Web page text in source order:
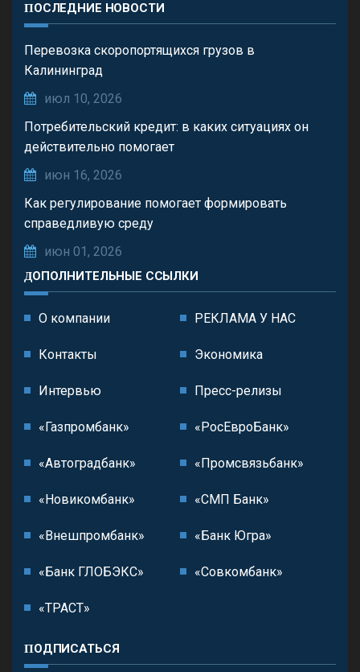
ПОСЛЕДНИЕ НОВОСТИ
Перевозка скоропортящихся грузов в
Калининград
июл 10, 2026
Потребительский кредит: в каких ситуациях он
действительно помогает
июн 16, 2026
Как регулирование помогает формировать
справедливую среду
июн 01, 2026
ДОПОЛНИТЕЛЬНЫЕ ССЫЛКИ
О компании РЕКЛАМА У НАС
Контакты Экономика
Интервью Пресс-релизы
«Газпромбанк» «РосЕвроБанк»
«Автоградбанк» «Промсвязьбанк»
«Новикомбанк» «СМП Банк»
«Внешпромбанк» «Банк Югра»
«Банк ГЛОБЭКС» «Совкомбанк»
«ТРАСТ»
ПОДПИСАТЬСЯ